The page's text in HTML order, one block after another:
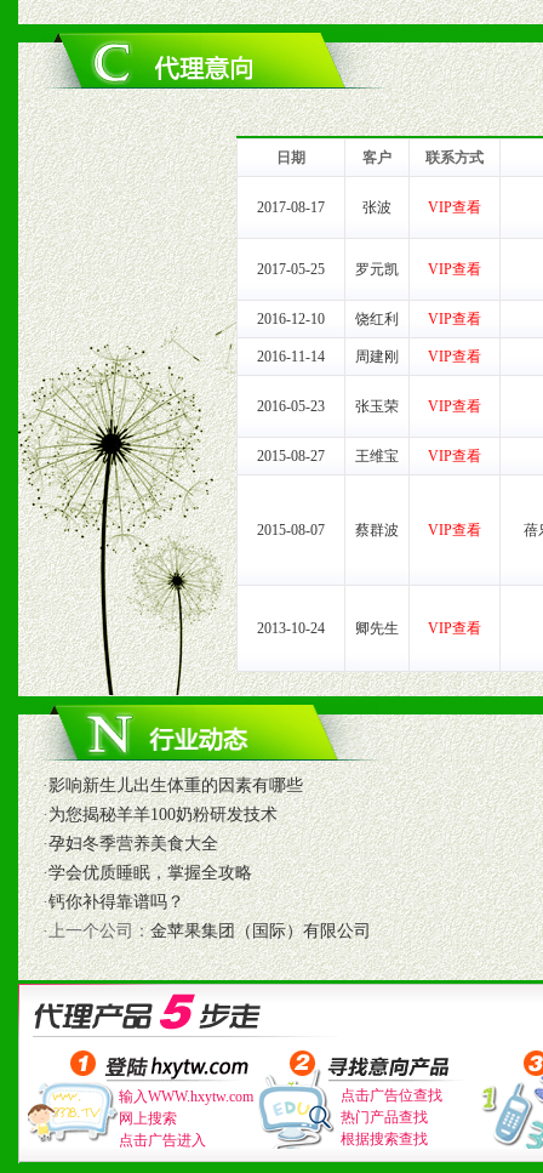
六、服务优势
1、完善的信息服务咨询中
我们将及时回复您的疑问。
2、售后服务：突发性产品
以及时受理记录并合理妥
3、我们时刻整理各区销售
时收编销售效果显着的案
七、招商代理（全国各地）
1、认同我们的经营理念。
2、具备较好商业信誉和资
3、具备区域内良好的终端
4、具备一定业务团队能力
道，医药渠道并为之提供
5、具备较强的市场操作意
八、品牌产品
1、不断提升品牌的知名度
2、不断开创新产品不断满
化。
九、加盟优势
日期 客户 联系方式
2017-08-17 张波 VIP查看
2017-05-25 罗元凯 VIP查看
2016-12-10 饶红利 VIP查看
2016-11-14 周建刚 VIP查看
2016-05-23 张玉荣 VIP查看
2015-08-27 王维宝 VIP查看
2015-08-07 蔡群波 VIP查看 蓓
2013-10-24 卿先生 VIP查看
·影响新生儿出生体重的因素有哪些
·为您揭秘羊羊100奶粉研发技术
·孕妇冬季营养美食大全
·学会优质睡眠，掌握全攻略
·钙你补得靠谱吗？
·上一个公司：金苹果集团（国际）有限公司
输入WWW.hxytw.com
网上搜索
点击广告进入
点击广告位查找
热门产品查找
根据搜索查找